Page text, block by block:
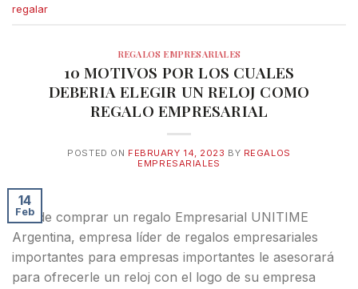
regalar
REGALOS EMPRESARIALES
10 MOTIVOS POR LOS CUALES
DEBERIA ELEGIR UN RELOJ COMO
REGALO EMPRESARIAL
POSTED ON FEBRUARY 14, 2023 BY REGALOS
EMPRESARIALES
14
Feb
Donde comprar un regalo Empresarial UNITIME
Argentina, empresa líder de regalos empresariales
importantes para empresas importantes le asesorará
para ofrecerle un reloj con el logo de su empresa